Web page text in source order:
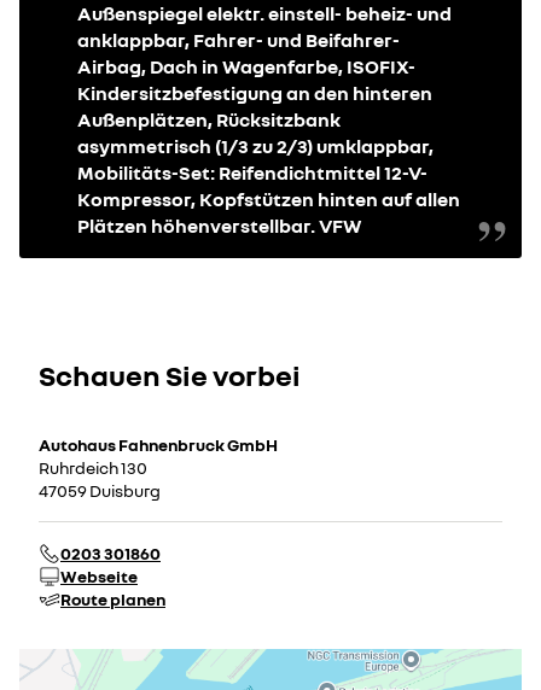
Außenspiegel elektr. einstell- beheiz- und
anklappbar, Fahrer- und Beifahrer-
Airbag, Dach in Wagenfarbe, ISOFIX-
Kindersitzbefestigung an den hinteren
Außenplätzen, Rücksitzbank
asymmetrisch (1/3 zu 2/3) umklappbar,
Mobilitäts-Set: Reifendichtmittel 12-V-
Kompressor, Kopfstützen hinten auf allen
Plätzen höhenverstellbar. VFW
Schauen Sie vorbei
Autohaus Fahnenbruck GmbH
Ruhrdeich 130
47059 Duisburg
0203 301860
Webseite
Route planen